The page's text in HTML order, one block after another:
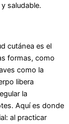
saludable.
cutánea es el
formas, como
como la
libera
la
Aquí es donde
al practicar